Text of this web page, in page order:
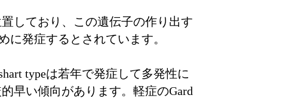
しており、この遺伝子の作り出す
に発症するとされています。
typeは若年で発症して多発性に
早い傾向があります。軽症のGard